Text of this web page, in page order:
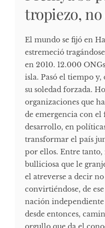
tropiezo, no
El mundo se fijó en
estremeció
en 2010. 12.000
isla. Pasó el tiempo
su soledad forzada.
organizaciones que
de emergencia con el
desarrollo, en
transformar el país
por ellos. Entre tanto,
bulliciosa que le
el atreverse a decir
convirtiéndose, de
nación
desde entonces,